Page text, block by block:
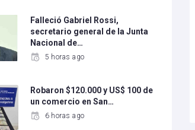
Falleció Gabriel Rossi,
secretario general de la Junta
Nacional de…
5 horas ago
Robaron $120.000 y US$ 100 de
un comercio en San…
6 horas ago